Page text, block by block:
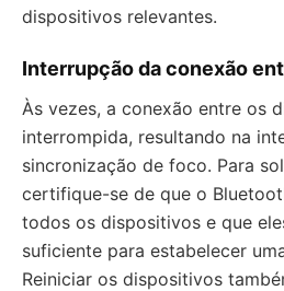
dispositivos relevantes.
Interrupção da conexão
Às vezes, a conexão entre os
interrompida, resultando na
sincronização de foco. Para
certifique-se de que o
todos os dispositivos e que
suficiente para estabelecer
Reiniciar os dispositivos